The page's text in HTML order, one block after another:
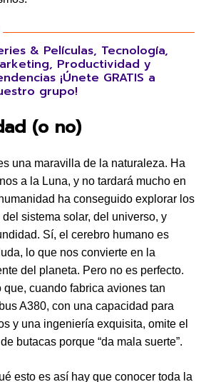
& Películas, Tecnología,
Productividad y
¡Únete GRATIS a
grupo!
(o no)
una maravilla de la naturaleza. Ha
a la Luna, y no tardará mucho en
ha conseguido explorar los
sistema solar, del universo, y
Sí, el cerebro humano es
lo que nos convierte en la
del planeta. Pero no es perfecto.
que, cuando fabrica aviones tan
A380, con una capacidad para
y una ingeniería exquisita, omite el
butacas porque “da mala suerte”.
esto es así hay que conocer toda la